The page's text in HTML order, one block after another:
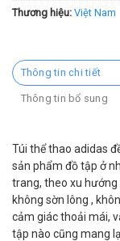
Thương hiệu: Việt Nam
Thông tin chi tiết
Thông tin bổ sung
Túi thể thao adidas
sản phẩm đồ tập ở
trang, theo xu hướng
không sờn lông ,
cảm giác thoải mái,
tập nào cũng mang